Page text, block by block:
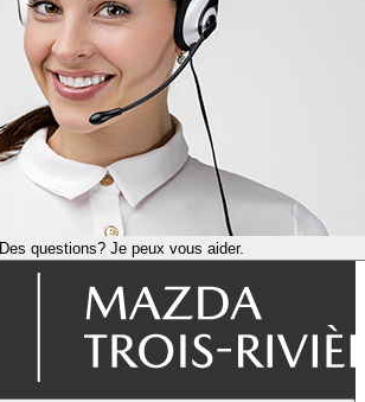
Des questions? Je peux vous aider.